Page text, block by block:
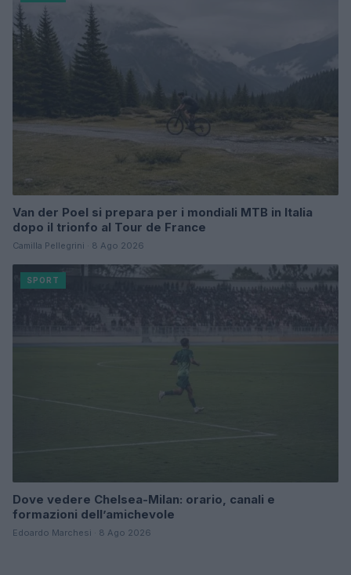
Van der Poel si prepara per i mondiali MTB in Italia
dopo il trionfo al Tour de France
Camilla Pellegrini · 8 Ago 2026
SPORT
Dove vedere Chelsea-Milan: orario, canali e
formazioni dell’amichevole
Edoardo Marchesi · 8 Ago 2026